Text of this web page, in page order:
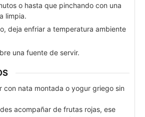
o hasta que pinchando con una
limpia.
deja enfriar a temperatura ambiente
una fuente de servir.
con nata montada o yogur griego sin
acompañar de frutas rojas, ese